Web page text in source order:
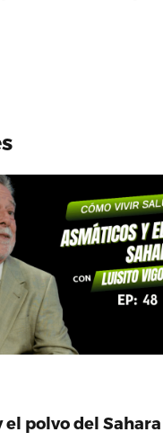
el polvo del Sahara